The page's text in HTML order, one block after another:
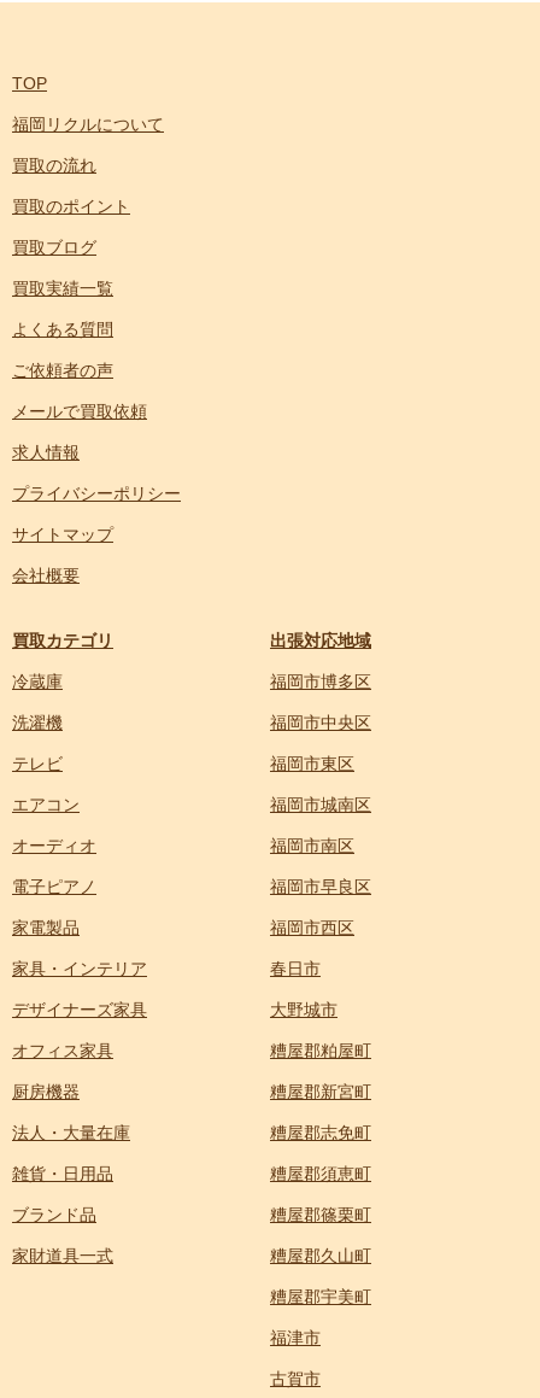
TOP
福岡リクルについて
買取の流れ
買取のポイント
買取ブログ
買取実績一覧
よくある質問
ご依頼者の声
メールで買取依頼
求人情報
プライバシーポリシー
サイトマップ
会社概要
買取カテゴリ
冷蔵庫
洗濯機
テレビ
エアコン
オーディオ
電子ピアノ
家電製品
家具・インテリア
デザイナーズ家具
オフィス家具
厨房機器
法人・大量在庫
雑貨・日用品
ブランド品
家財道具一式
出張対応地域
福岡市博多区
福岡市中央区
福岡市東区
福岡市城南区
福岡市南区
福岡市早良区
福岡市西区
春日市
大野城市
糟屋郡粕屋町
糟屋郡新宮町
糟屋郡志免町
糟屋郡須恵町
糟屋郡篠栗町
糟屋郡久山町
糟屋郡宇美町
福津市
古賀市